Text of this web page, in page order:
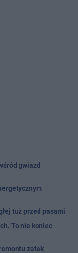
gwiazd
tuż przed pasami
To nie koniec
zatok